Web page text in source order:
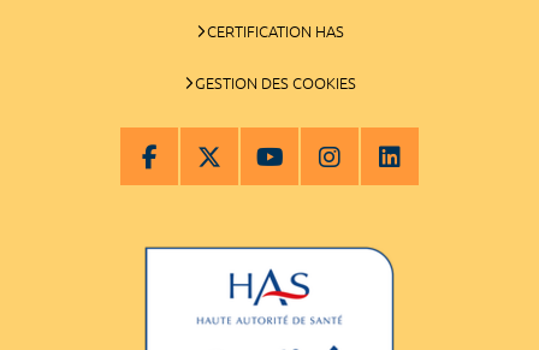
CERTIFICATION HAS
GESTION DES COOKIES